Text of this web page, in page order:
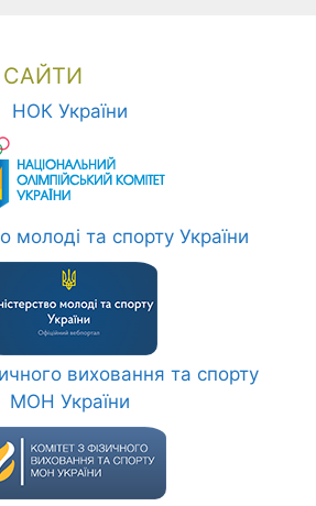
САЙТИ
НОК України
молоді та спорту України
виховання та спорту
МОН України